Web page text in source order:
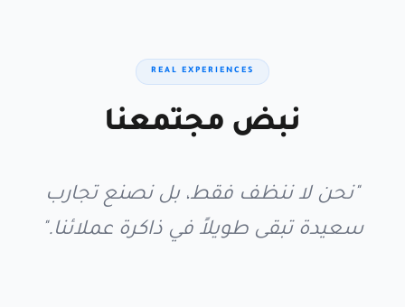
REAL EXPERIENCES
نبض مجتمعنا
"نحن لا ننظف فقط، بل نصنع تجارب
سعيدة تبقى طويلاً في ذاكرة عملائنا."